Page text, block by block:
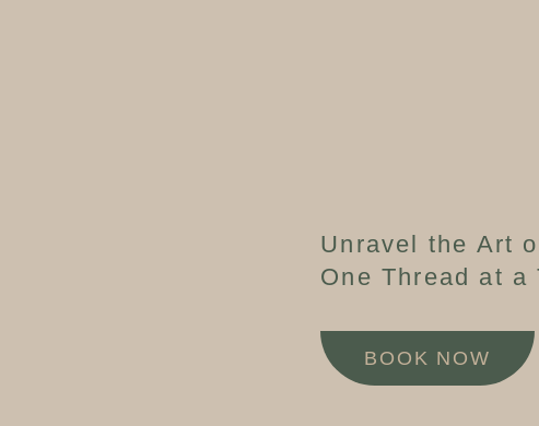
Unravel the Art
One Thread at a
BOOK NOW